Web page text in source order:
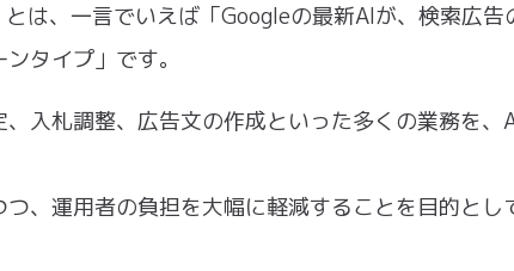
は、一言でいえば「Googleの最新AIが、検索広告
タイプ」です。
入札調整、広告文の作成といった多くの業務を、
、運用者の負担を大幅に軽減することを目的とし